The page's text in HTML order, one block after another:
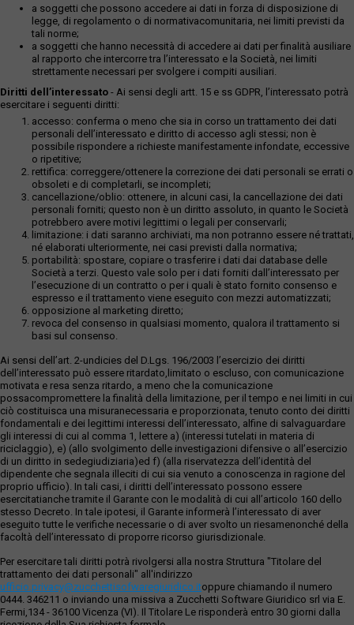
a soggetti che possono accedere ai dati in forza di disposizione di
legge, di regolamento o di normativacomunitaria, nei limiti previsti da
tali norme;
a soggetti che hanno necessità di accedere ai dati per finalità ausiliare
al rapporto che intercorre tra l’interessato e la Società, nei limiti
strettamente necessari per svolgere i compiti ausiliari.
Diritti dell’interessato - Ai sensi degli artt. 15 e ss GDPR, l’interessato potrà
esercitare i seguenti diritti:
accesso: conferma o meno che sia in corso un trattamento dei dati
personali dell’interessato e diritto di accesso agli stessi; non è
possibile rispondere a richieste manifestamente infondate, eccessive
o ripetitive;
rettifica: correggere/ottenere la correzione dei dati personali se errati o
obsoleti e di completarli, se incompleti;
cancellazione/oblio: ottenere, in alcuni casi, la cancellazione dei dati
personali forniti; questo non è un diritto assoluto, in quanto le Società
potrebbero avere motivi legittimi o legali per conservarli;
limitazione: i dati saranno archiviati, ma non potranno essere né trattati,
né elaborati ulteriormente, nei casi previsti dalla normativa;
portabilità: spostare, copiare o trasferire i dati dai database delle
Società a terzi. Questo vale solo per i dati forniti dall’interessato per
l’esecuzione di un contratto o per i quali è stato fornito consenso e
espresso e il trattamento viene eseguito con mezzi automatizzati;
opposizione al marketing diretto;
revoca del consenso in qualsiasi momento, qualora il trattamento si
basi sul consenso.
Ai sensi dell’art. 2-undicies del D.Lgs. 196/2003 l’esercizio dei diritti
dell’interessato può essere ritardato,limitato o escluso, con comunicazione
motivata e resa senza ritardo, a meno che la comunicazione
possacompromettere la finalità della limitazione, per il tempo e nei limiti in cui
ciò costituisca una misuranecessaria e proporzionata, tenuto conto dei diritti
fondamentali e dei legittimi interessi dell’interessato, alfine di salvaguardare
gli interessi di cui al comma 1, lettere a) (interessi tutelati in materia di
riciclaggio), e) (allo svolgimento delle investigazioni difensive o all’esercizio
di un diritto in sedegiudiziaria)ed f) (alla riservatezza dell’identità del
dipendente che segnala illeciti di cui sia venuto a conoscenza in ragione del
proprio ufficio). In tali casi, i diritti dell’interessato possono essere
esercitatianche tramite il Garante con le modalità di cui all’articolo 160 dello
stesso Decreto. In tale ipotesi, il Garante informerà l’interessato di aver
eseguito tutte le verifiche necessarie o di aver svolto un riesamenonché della
facoltà dell’interessato di proporre ricorso giurisdizionale.
Per esercitare tali diritti potrà rivolgersi alla nostra Struttura "Titolare del
trattamento dei dati personali" all'indirizzo
ufficio.privacy@zucchettisofwaregiuridico.itoppure chiamando il numero
0444. 346211 o inviando una missiva a Zucchetti Software Giuridico srl via E.
Fermi,134 - 36100 Vicenza (VI). Il Titolare Le risponderà entro 30 giorni dalla